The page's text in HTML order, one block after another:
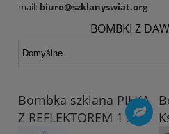
mail: biuro@szklanyswiat.org
BOMBKI Z
Bombka szklana PIŁKA
Z REFLEKTOREM 1 szt